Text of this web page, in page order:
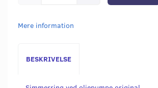
Mere information
BESKRIVELSE